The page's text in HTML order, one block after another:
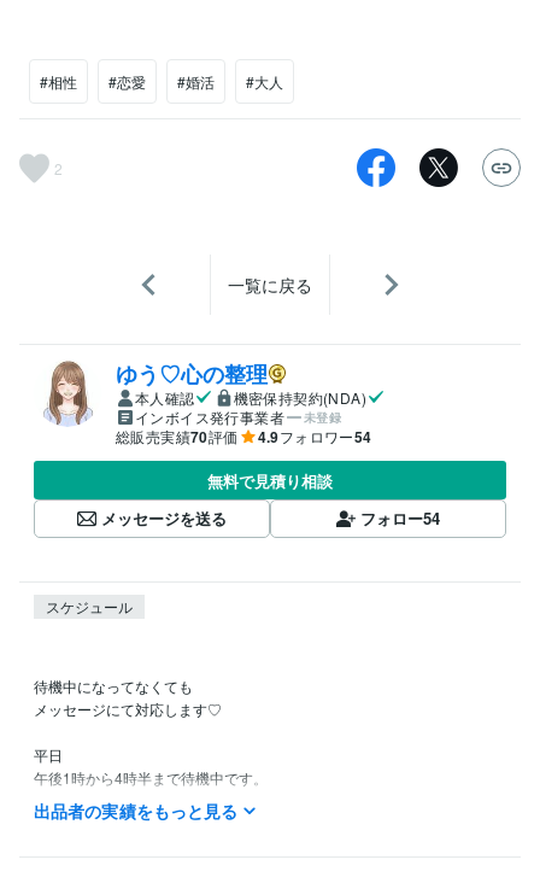
#相性 #恋愛 #婚活 #大人
2
一覧に戻る
ゆう♡心の整理
本人確認
機密保持契約(NDA)
インボイス発行事業者
未登録
総販売実績70評価 4.9フォロワー54
無料で見積り相談
メッセージを送る
フォロー54
スケジュール
待機中になってなくても
メッセージにて対応します♡
平日
午後1時から4時半まで待機中です。
午後22時から23時半まで待機中です。
メッセージはいつでもお待ちしております。
出品者の実績をもっと見る